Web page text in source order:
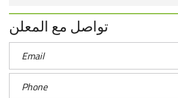
تواصل مع المعلن